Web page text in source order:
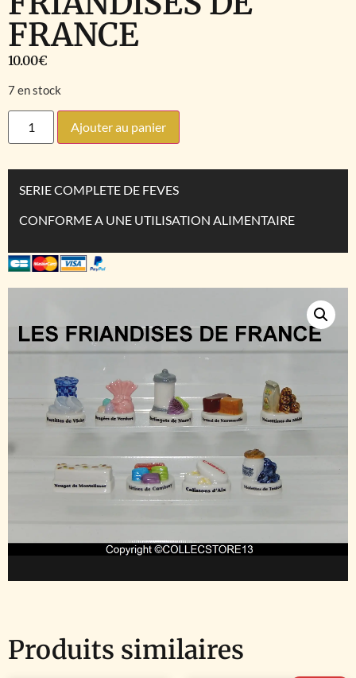
FRANCE
10.00€
7 en stock
Ajouter au panier
SERIE COMPLETE DE FEVES
CONFORME A UNE UTILISATION ALIMENTAIRE
Produits similaires